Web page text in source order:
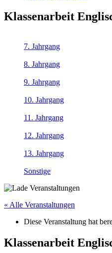
Klassenarbeit
7. Jahrgang
8. Jahrgang
9. Jahrgang
10. Jahrgang
11. Jahrgang
12. Jahrgang
13. Jahrgang
Sonstige
« Alle Veranstaltungen
Diese Veranstaltung hat
Klassenarbeit